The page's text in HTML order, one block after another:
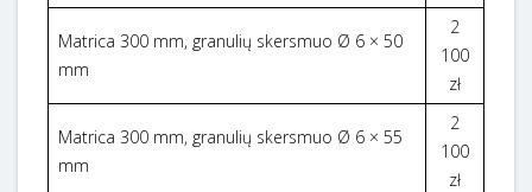
Matrica 300 mm, granulių skersmuo Ø 6 × 50
mm
2
100
zł
Matrica 300 mm, granulių skersmuo Ø 6 × 55
mm
2
100
zł